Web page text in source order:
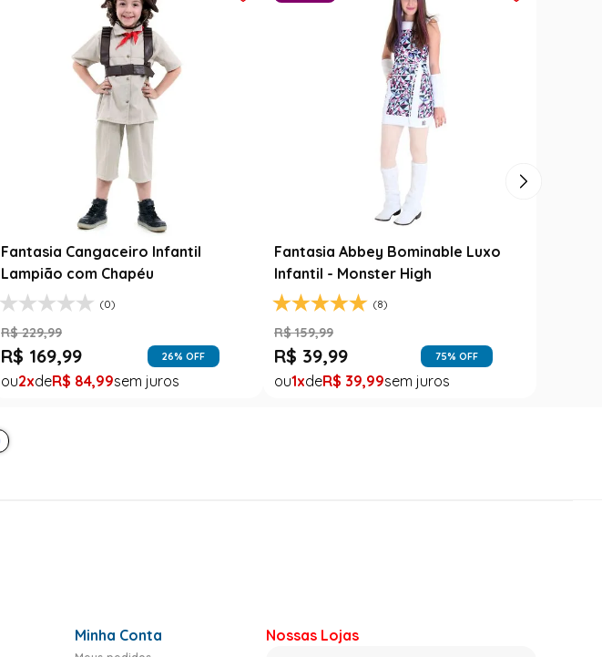
Fantasia Cangaceiro Infantil
Lampião com Chapéu
(0)
R$ 229,99
R$ 169,99 26% OFF
2 R$ 84,99
Fantasia Abbey Bominable Luxo
Infantil - Monster High
(8)
R$ 159,99
R$ 39,99 75% OFF
1 R$ 39,99
Minha Conta Nossas Lojas